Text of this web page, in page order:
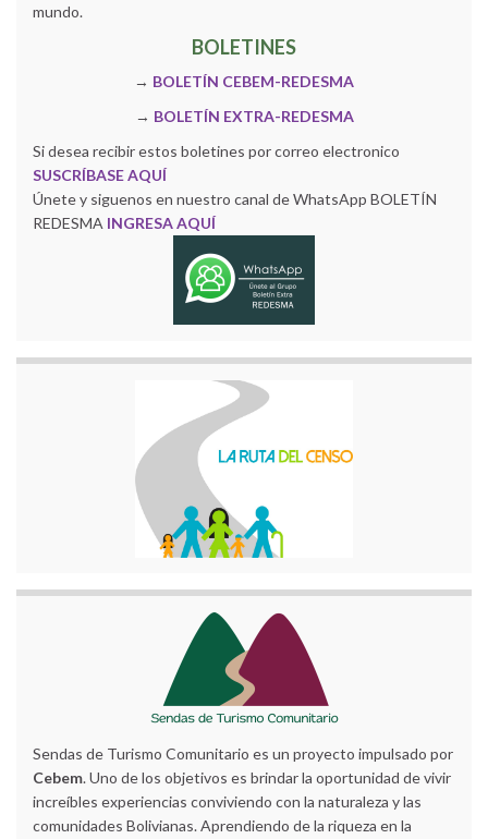
mundo.
BOLETINES
→ BOLETÍN CEBEM-REDESMA
→ BOLETÍN EXTRA-REDESMA
Si desea recibir estos boletines por correo electronico
SUSCRÍBASE AQUÍ
Únete y siguenos en nuestro canal de WhatsApp BOLETÍN
REDESMA INGRESA AQUÍ
Sendas de Turismo Comunitario es un proyecto impulsado por
Cebem. Uno de los objetivos es brindar la oportunidad de vivir
increíbles experiencias conviviendo con la naturaleza y las
comunidades Bolivianas. Aprendiendo de la riqueza en la